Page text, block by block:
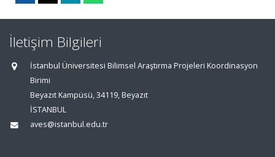
İletişim Bilgileri
İstanbul Üniversitesi Bilimsel Araştırma Projeleri Koordinasyon
Birimi
Beyazıt Kampüsü, 34119, Beyazıt
İSTANBUL
aves@istanbul.edu.tr